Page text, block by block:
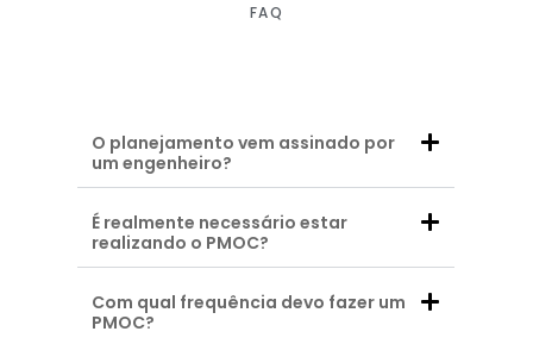
FAQ
O planejamento vem assinado por
um engenheiro?
É realmente necessário estar
realizando o PMOC?
Com qual frequência devo fazer um
PMOC?